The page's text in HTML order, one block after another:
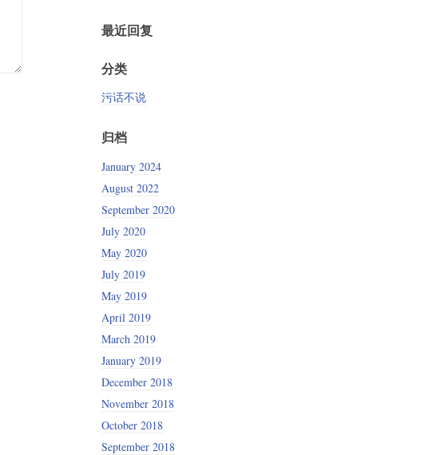
最近回复
分类
污话不说
归档
January 2024
August 2022
September 2020
July 2020
May 2020
July 2019
May 2019
April 2019
March 2019
January 2019
December 2018
November 2018
October 2018
September 2018